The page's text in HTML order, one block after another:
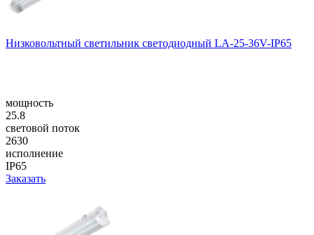
Низковольтный светильник светодиодный LA-25-36V-IP65
мощность
25.8
световой поток
2630
исполнение
IP65
Заказать